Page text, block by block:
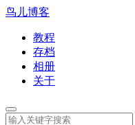
鸟儿博客
教程
存档
相册
关于